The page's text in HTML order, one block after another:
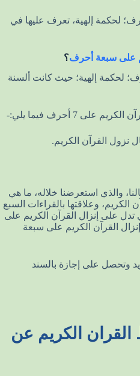
القرآن الكريم، على 7 أحرف؛ لحكمة إلهية، تعرف عليها في
على سبعة أحرف؟
لحكمة إلهية؛ حيث كانت ألسنة
7 أحرف فيما يلي:-
نزول القرآن الكريم.
والذي استعرضنا خلاله، ما هي
الكريم، وعلاقتها بالقراءات السبع
على إنزال القرآن الكريم على
القرآن الكريم على سبعة
وتحصل على إجازة بالسند
الكريم عن